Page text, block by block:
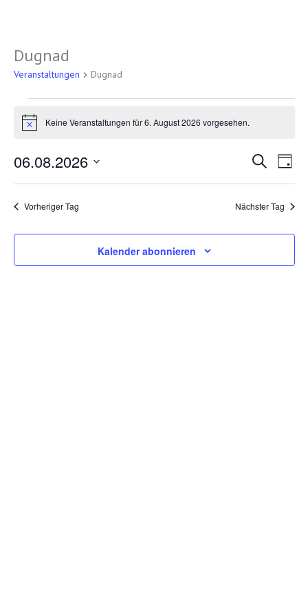
Dugnad
Veranstaltungen Dugnad
Veranstaltungen
für
6.
August
2026
HinweisKeine Veranstaltungen für 6. August 2026 vorgesehen.
Suche
und
Suche Tag
06.08.2026
Datum
wählen.
Vorheriger Tag Nächster Tag
Kalender abonnieren